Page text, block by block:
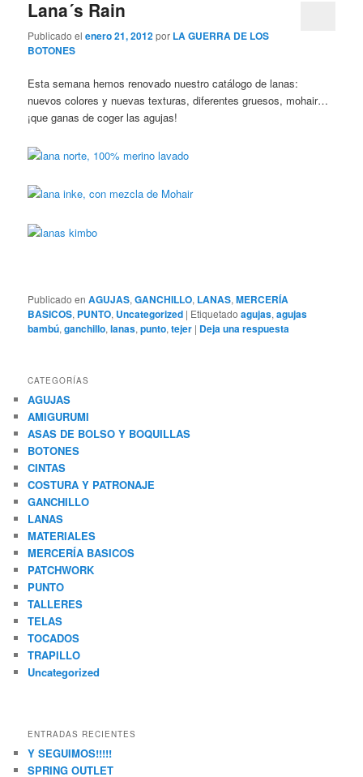
Lana´s Rain
Publicado elenero 21, 2012por LA GUERRA DE LOS
BOTONES
Esta semana hemos renovado nuestro catálogo de lanas:
nuevos colores y nuevas texturas, diferentes gruesos, mohair…
¡que ganas de coger las agujas!
Publicado en AGUJAS,GANCHILLO, LANAS,MERCERÍA
BASICOS, PUNTO, Uncategorized | Etiquetado agujas,agujas
bambú,ganchillo,lanas,punto,tejer | Deja una respuesta
CATEGORÍAS
AGUJAS
AMIGURUMI
ASAS DE BOLSO Y BOQUILLAS
BOTONES
CINTAS
COSTURA Y PATRONAJE
GANCHILLO
LANAS
MATERIALES
MERCERÍA BASICOS
PATCHWORK
PUNTO
TALLERES
TELAS
TOCADOS
TRAPILLO
Uncategorized
ENTRADAS RECIENTES
Y SEGUIMOS!!!!!
SPRING OUTLET